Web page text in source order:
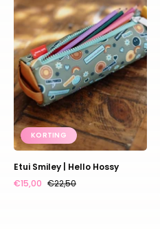
Hello
Hossy
KORTING
Etui Smiley | Hello Hossy
€15,00 €22,50